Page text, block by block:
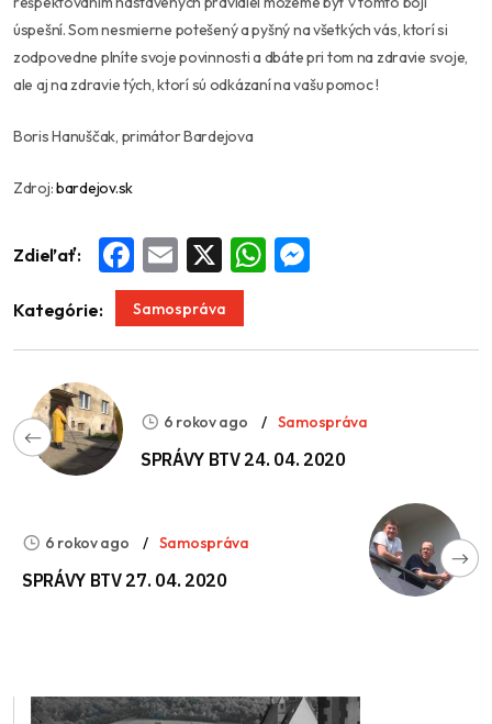
úspešní. Som nesmierne potešený a pyšný na všetkých vás, ktorí si
zodpovedne plníte svoje povinnosti a dbáte pri tom na zdravie svoje,
ale aj na zdravie tých, ktorí sú odkázaní na vašu pomoc !
Boris Hanuščak, primátor Bardejova
Zdroj:bardejov.sk
Zdieľať: Facebook
Email WhatsApp
Kategórie: Samospráva
6 rokov ago Samospráva
SPRÁVY BTV 24. 04. 2020
6 rokov ago Samospráva
SPRÁVY BTV 27. 04. 2020